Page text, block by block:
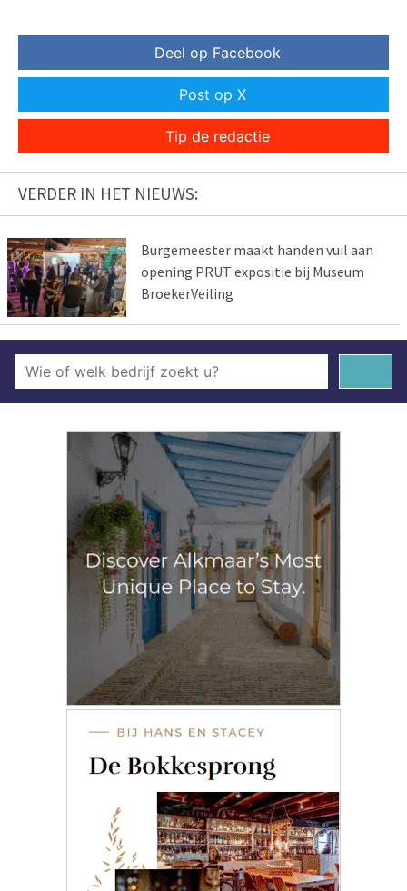
Deel op Facebook
Post op X
Tip de redactie
VERDER IN HET NIEUWS:
Burgemeester maakt handen vuil aan
opening PRUT expositie bij Museum
BroekerVeiling